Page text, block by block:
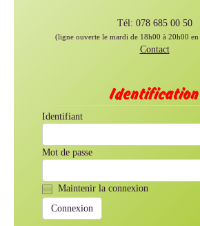
Tél: 078 685 00 50
(ligne ouverte le mardi de 18h00 à 20h00
Contact
Identification
Identifiant
Mot de passe
Maintenir la connexion